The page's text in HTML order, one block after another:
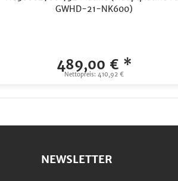
GWHD-21-NK600)
489,00 € *
Nettopreis: 410,92 €
NEWSLETTER